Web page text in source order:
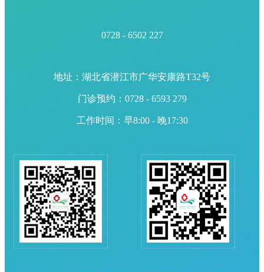
0728 - 6502 227
地址：湖北省潜江市广华安康路T32号
门诊预约：0728 - 6593 279
工作时间：早8:00 - 晚17:30